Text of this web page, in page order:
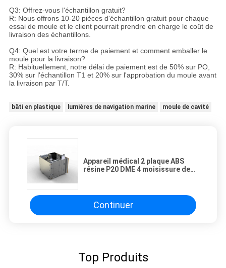
Q3: Offrez-vous l'échantillon gratuit?
R: Nous offrons 10-20 pièces d'échantillon gratuit pour chaque
essai de moule et le client pourrait prendre en charge le coût de
livraison des échantillons.
Q4: Quel est votre terme de paiement et comment emballer le
moule pour la livraison?
R: Habituellement, notre délai de paiement est de 50% sur PO,
30% sur l'échantillon T1 et 20% sur l'approbation du moule avant
la livraison par T/T.
bâti en plastique lumières de navigation marine moule de cavité
Appareil médical 2 plaque ABS
résine P20 DME 4 moisissure de
Continuer
Top Produits